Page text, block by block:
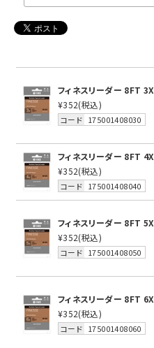
フィネスリーダー 8FT 3X
¥352(税込)
コード 175001408030
フィネスリーダー 8FT 4X
¥352(税込)
コード 175001408040
フィネスリーダー 8FT 5X
¥352(税込)
コード 175001408050
フィネスリーダー 8FT 6X
¥352(税込)
コード 175001408060